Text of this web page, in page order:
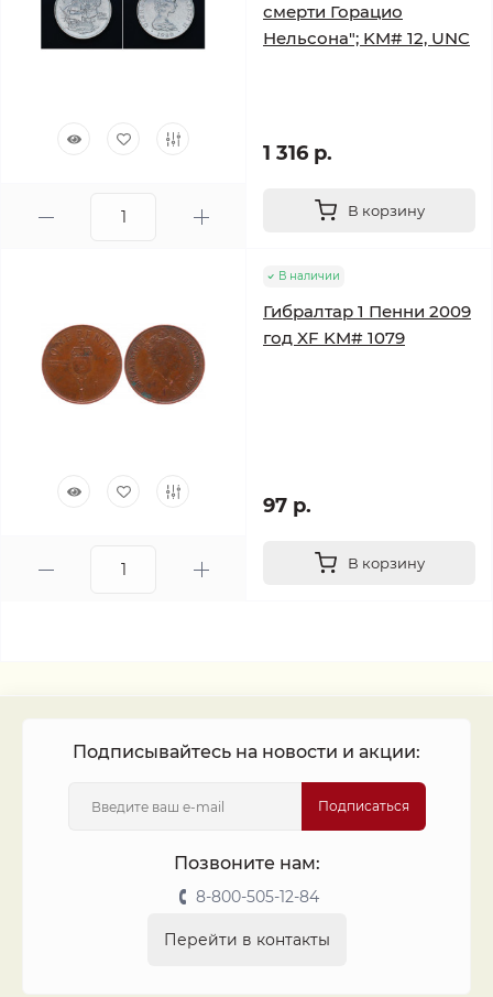
смерти Горацио
Нельсона"; KM# 12, UNC
1 316 р.
В корзину
В наличии
Гибралтар 1 Пенни 2009
год XF KM# 1079
97 р.
В корзину
Подписывайтесь на новости и акции:
Подписаться
Позвоните нам:
8-800-505-12-84
Перейти в контакты